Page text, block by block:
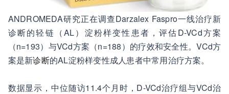
ANDROMEDA研究正在调查Darzalex Faspro一线治疗新
诊断的轻链（AL）淀粉样变性患者，评估D-VCd方案
（n=193）与VCd方案（n=188）的疗效和安全性。VCd方
案是新诊断的AL淀粉样变性成人患者中常用治疗方案。
数据显示，中位随访11.4个月时，D-VCd治疗组与VCd治